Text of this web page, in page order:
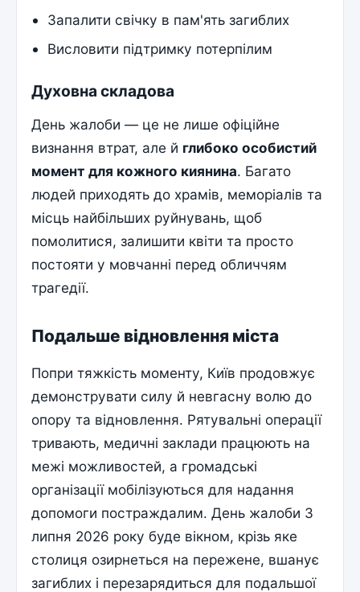
Запалити свічку в пам'ять загиблих
Висловити підтримку потерпілим
Духовна складова
День жалоби — це не лише офіційне
визнання втрат, але й глибоко особистий
момент для кожного киянина. Багато
людей приходять до храмів, меморіалів та
місць найбільших руйнувань, щоб
помолитися, залишити квіти та просто
постояти у мовчанні перед обличчям
трагедії.
Подальше відновлення міста
Попри тяжкість моменту, Київ продовжує
демонструвати силу й невгасну волю до
опору та відновлення. Рятувальні операції
тривають, медичні заклади працюють на
межі можливостей, а громадські
організації мобілізуються для надання
допомоги постраждалим. День жалоби 3
липня 2026 року буде вікном, крізь яке
столиця озирнеться на пережене, вшанує
загиблих і перезарядиться для подальшої